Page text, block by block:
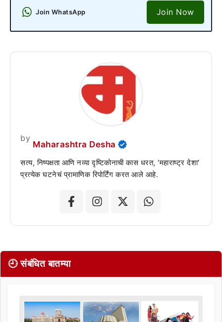
Join WhatsApp Join Now
by
Maharashtra Desha
सत्य, निष्पक्षता आणि नव्या दृष्टिकोनाची कास धरत, 'महाराष्ट्र देशा'
प्रत्येक घटनेचं प्रामाणिक रिपोर्टिंग करत आले आहे.
🕘 संबंधित बातम्या